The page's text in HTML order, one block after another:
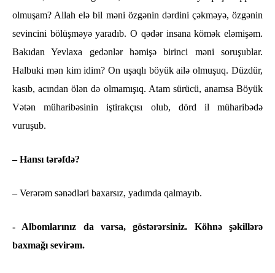
olmuşam? Allah elə bil məni özgənin dərdini çəkməyə, özgənin
sevincini bölüşməyə yaradıb. O qədər insana kömək eləmişəm.
Bakıdan Yevlaxa gedənlər həmişə birinci məni soruşublar.
Halbuki mən kim idim? On uşaqlı böyük ailə olmuşuq. Düzdür,
kasıb, acından ölən də olmamışıq. Atam sürücü, anamsa Böyük
Vətən müharibəsinin iştirakçısı olub, dörd il müharibədə
vuruşub.
– Hansı tərəfdə?
– Verərəm sənədləri baxarsız, yadımda qalmayıb.
- Albomlarınız da varsa, göstərərsiniz. Köhnə şəkillərə
baxmağı sevirəm.